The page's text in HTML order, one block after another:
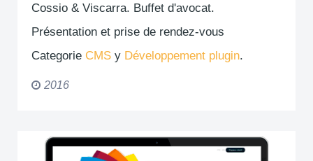
Cossio & Viscarra. Buffet d'avocat.
Présentation et prise de rendez-vous
Categorie CMS y Développement plugin.
2016